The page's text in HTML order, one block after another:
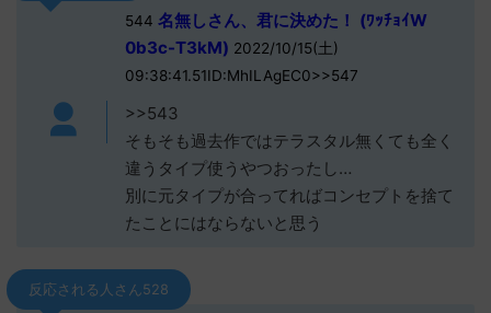
544 名無しさん、君に決めた！ (ﾜｯﾁｮｲW
0b3c-T3kM) 2022/10/15(土)
09:38:41.51ID:MhILAgEC0>>547
>>543
そもそも過去作ではテラスタル無くても全く
違うタイプ使うやつおったし…
別に元タイプが合ってればコンセプトを捨て
たことにはならないと思う
反応される人さん528